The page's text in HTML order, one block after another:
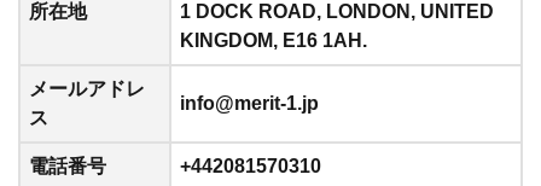
所在地
1 DOCK ROAD, LONDON, UNITED
KINGDOM, E16 1AH.
メールアドレ
ス
info@merit-1.jp
電話番号 +442081570310